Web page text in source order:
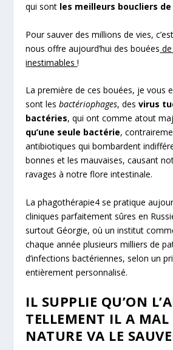
qui sont les meilleurs boucliers
Pour sauver des millions de vies,
nous offre aujourd’hui des bouées
inestimables!
La première de ces bouées, je vous
sont lesbactériophages, desvirus
bactéries, qui ont comme atout
qu’une seule bactérie,
antibiotiques qui bombardent
bonnes et les mauvaises, causant
ravages à notre flore intestinale.
La phagothérapie4 se pratique
cliniques parfaitement sûres en
surtout Géorgie, où un institut
chaque année plusieurs milliers de
d’infections bactériennes, selon un
entièrement personnalisé.
IL SUPPLIE QU’ON
TELLEMENT IL A MAL
NATURE VA LE